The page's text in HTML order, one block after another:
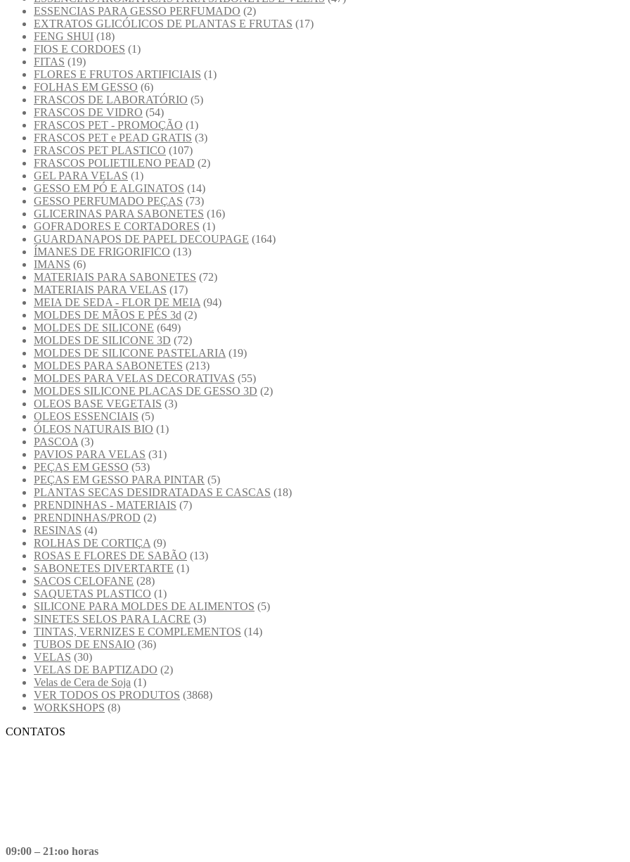
ESSENCIAS PARA GESSO PERFUMADO (2)
EXTRATOS GLICÓLICOS DE PLANTAS E FRUTAS (17)
FENG SHUI (18)
FIOS E CORDOES (1)
FITAS (19)
FLORES E FRUTOS ARTIFICIAIS (1)
FOLHAS EM GESSO (6)
FRASCOS DE LABORATÓRIO (5)
FRASCOS DE VIDRO (54)
FRASCOS PET - PROMOÇÃO (1)
FRASCOS PET e PEAD GRATIS (3)
FRASCOS PET PLASTICO (107)
FRASCOS POLIETILENO PEAD (2)
GEL PARA VELAS (1)
GESSO EM PÓ E ALGINATOS (14)
GESSO PERFUMADO PEÇAS (73)
GLICERINAS PARA SABONETES (16)
GOFRADORES E CORTADORES (1)
GUARDANAPOS DE PAPEL DECOUPAGE (164)
ÍMANES DE FRIGORIFICO (13)
IMANS (6)
MATERIAIS PARA SABONETES (72)
MATERIAIS PARA VELAS (17)
MEIA DE SEDA - FLOR DE MEIA (94)
MOLDES DE MÃOS E PÉS 3d (2)
MOLDES DE SILICONE (649)
MOLDES DE SILICONE 3D (72)
MOLDES DE SILICONE PASTELARIA (19)
MOLDES PARA SABONETES (213)
MOLDES PARA VELAS DECORATIVAS (55)
MOLDES SILICONE PLACAS DE GESSO 3D (2)
OLEOS BASE VEGETAIS (3)
OLEOS ESSENCIAIS (5)
ÓLEOS NATURAIS BIO (1)
PASCOA (3)
PAVIOS PARA VELAS (31)
PEÇAS EM GESSO (53)
PEÇAS EM GESSO PARA PINTAR (5)
PLANTAS SECAS DESIDRATADAS E CASCAS (18)
PRENDINHAS - MATERIAIS (7)
PRENDINHAS/PROD (2)
RESINAS (4)
ROLHAS DE CORTIÇA (9)
ROSAS E FLORES DE SABÃO (13)
SABONETES DIVERTARTE (1)
SACOS CELOFANE (28)
SAQUETAS PLASTICO (1)
SILICONE PARA MOLDES DE ALIMENTOS (5)
SINETES SELOS PARA LACRE (3)
TINTAS, VERNIZES E COMPLEMENTOS (14)
TUBOS DE ENSAIO (36)
VELAS (30)
VELAS DE BAPTIZADO (2)
Velas de Cera de Soja (1)
VER TODOS OS PRODUTOS (3868)
WORKSHOPS (8)
CONTATOS
09:00 – 21:oo horas